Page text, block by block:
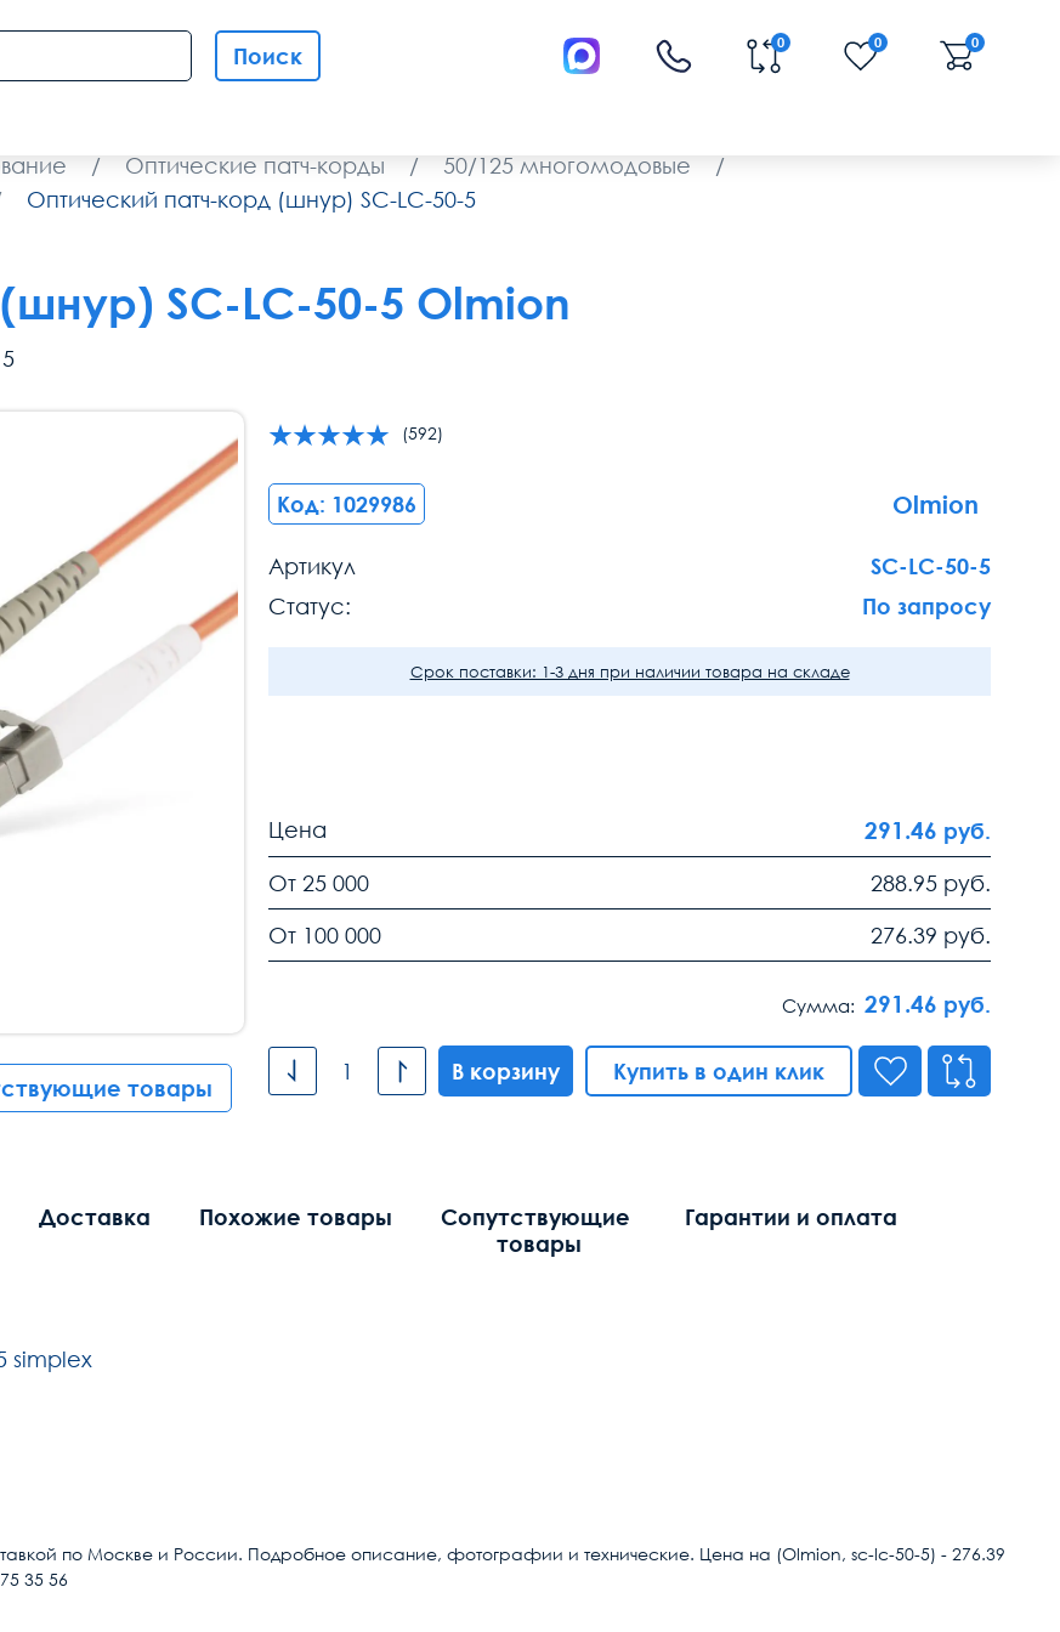
Поиск
0 0 0
/ Оптические патч-корды / 50/125 многомодовые
/
Оптический патч-корд (шнур) SC-LC-50-5
SC-LC-50-5 Olmion
товары
(592)
Код: 1029986 Olmion
Артикул
SC-LC-50-5
Статус:
По запросу
Срок поставки: 1-3 дня при наличии товара на складе
Цена 291.46 руб.
От 25 000
288.95 руб.
От 100 000
276.39 руб.
Сумма: 291.46 руб.
В корзину Купить в один клик
Доставка Похожие товары
Сопутствующие
товары
Гарантии и оплата
simplex
SC/UPC
по Москве и России. Подробное описание, фотографии и технические. Цена на (Olmion, sc-lc-50-5) - 276.39
35 56